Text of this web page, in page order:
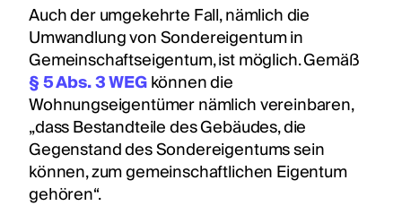
Auch der umgekehrte Fall, nämlich die
Umwandlung von Sondereigentum in
Gemeinschaftseigentum, ist möglich. Gemäß
§ 5 Abs. 3 WEGkönnen die
Wohnungseigentümer nämlich vereinbaren,
„dass Bestandteile des Gebäudes, die
Gegenstand des Sondereigentums sein
können, zum gemeinschaftlichen Eigentum
gehören“.